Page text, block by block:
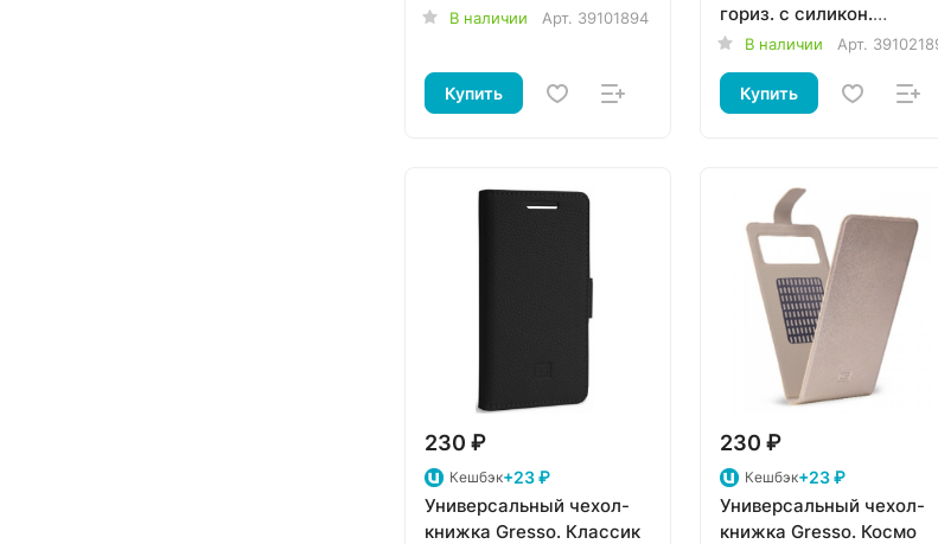
В наличии Арт. 39101894
Купить
гориз. с силикон.
шеллом. (размер 5,5-6")
В наличии Арт.
Купить
230 ₽
Кешбэк+23 ₽
Универсальный чехол-
книжка Gresso. Классик
230 ₽
Кешбэк+23 ₽
Универсальный чехол-
книжка Gresso. Космо